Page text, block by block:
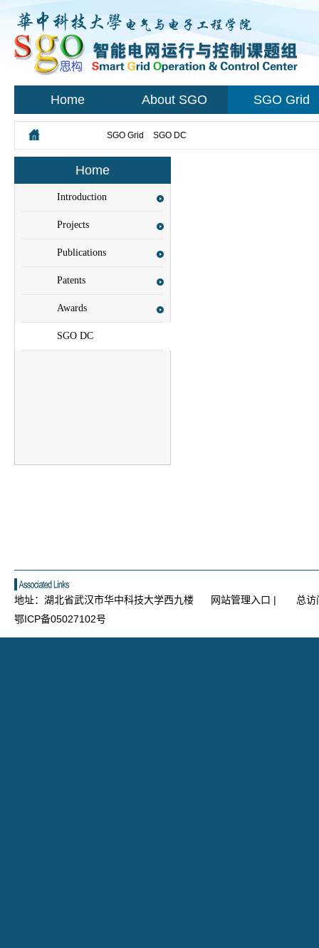
Home About SGO SGO Grid
SGO Grid SGO DC
Home
Introduction
Projects
Publications
Patents
Awards
SGO DC
地址：湖北省武汉市华中科技大学西九楼 网站管理入口 |
总
鄂ICP备05027102号